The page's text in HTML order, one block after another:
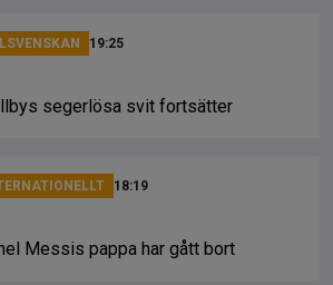
19:25
segerlösa svit fortsätter
18:19
Messis pappa har gått bort